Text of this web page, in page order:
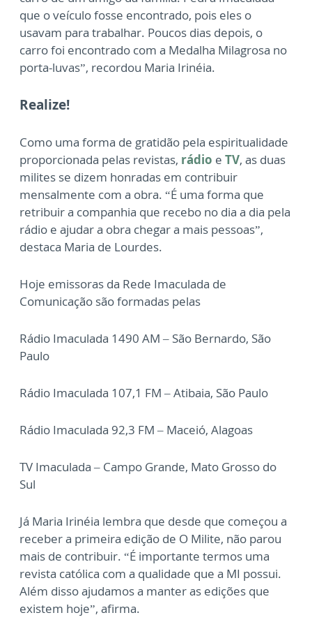
que o veículo fosse encontrado, pois eles o
usavam para trabalhar. Poucos dias depois, o
carro foi encontrado com a Medalha Milagrosa no
porta-luvas”, recordou Maria Irinéia.
Realize!
Como uma forma de gratidão pela espiritualidade
proporcionada pelas revistas, rádio e TV, as duas
milites se dizem honradas em contribuir
mensalmente com a obra. “É uma forma que
retribuir a companhia que recebo no dia a dia pela
rádio e ajudar a obra chegar a mais pessoas”,
destaca Maria de Lourdes.
Hoje emissoras da Rede Imaculada de
Comunicação são formadas pelas
Rádio Imaculada 1490 AM – São Bernardo, São
Paulo
Rádio Imaculada 107,1 FM – Atibaia, São Paulo
Rádio Imaculada 92,3 FM – Maceió, Alagoas
TV Imaculada – Campo Grande, Mato Grosso do
Sul
Já Maria Irinéia lembra que desde que começou a
receber a primeira edição de O Milite, não parou
mais de contribuir. “É importante termos uma
revista católica com a qualidade que a MI possui.
Além disso ajudamos a manter as edições que
existem hoje”, afirma.